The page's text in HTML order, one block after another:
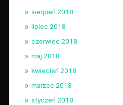
sierpień 2018
lipiec 2018
czerwiec 2018
maj 2018
kwiecień 2018
marzec 2018
styczeń 2018